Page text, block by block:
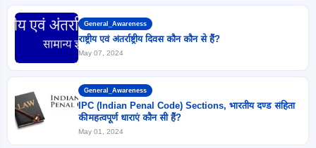
General_Awareness
राष्ट्रीय एवं अंतर्राष्ट्रीय दिवस कौन कौन से हैं?
May 07, 2024
General_Awareness
IPC (Indian Penal Code) Sections, भारतीय दण्ड संहिता
की महत्वपूर्ण धाराएं कौन सी हैं?
May 01, 2024